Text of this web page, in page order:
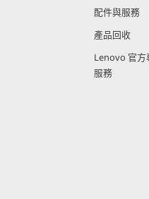
配件與服務
產品回收
Lenovo 官方
服務